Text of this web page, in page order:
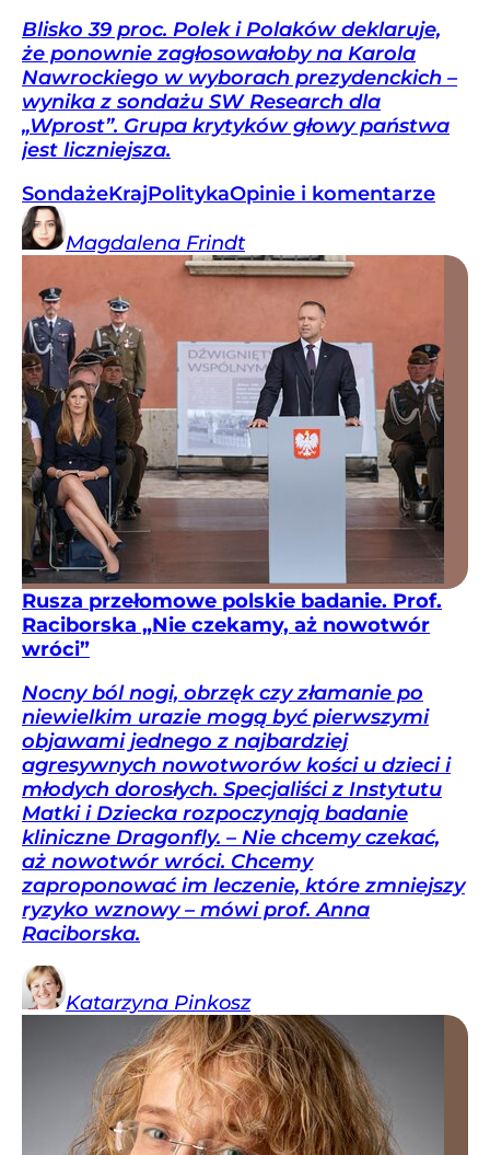
Blisko 39 proc. Polek i Polaków deklaruje,
że ponownie zagłosowałoby na Karola
Nawrockiego w wyborach prezydenckich –
wynika z sondażu SW Research dla
„Wprost”. Grupa krytyków głowy państwa
jest liczniejsza.
SondażeKrajPolitykaOpinie i komentarze
Magdalena Frindt
Rusza przełomowe polskie badanie. Prof.
Raciborska „Nie czekamy, aż nowotwór
wróci”
Nocny ból nogi, obrzęk czy złamanie po
niewielkim urazie mogą być pierwszymi
objawami jednego z najbardziej
agresywnych nowotworów kości u dzieci i
młodych dorosłych. Specjaliści z Instytutu
Matki i Dziecka rozpoczynają badanie
kliniczne Dragonfly. – Nie chcemy czekać,
aż nowotwór wróci. Chcemy
zaproponować im leczenie, które zmniejszy
ryzyko wznowy – mówi prof. Anna
Raciborska.
Katarzyna Pinkosz